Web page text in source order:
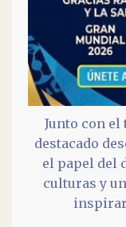
Junto con
destacado
el papel del
culturas y